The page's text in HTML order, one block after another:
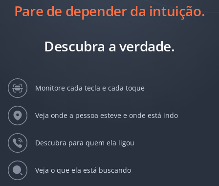
Pare de depender da intuição.
Descubra a verdade.
Monitore cada tecla e cada toque
Veja onde a pessoa esteve e onde está indo
Descubra para quem ela ligou
Veja o que ela está buscando